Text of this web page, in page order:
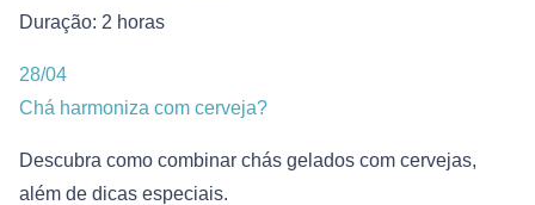
Duração: 2 horas
28/04
Chá harmoniza com cerveja?
Descubra como combinar chás gelados com cervejas,
além de dicas especiais.